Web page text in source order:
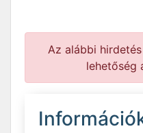
Az alábbi
lehetőség